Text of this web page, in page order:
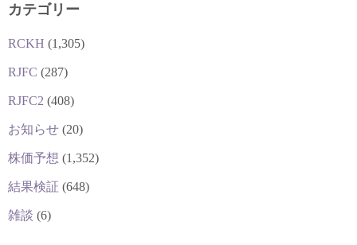
カテゴリー
RCKH (1,305)
RJFC (287)
RJFC2 (408)
お知らせ (20)
株価予想 (1,352)
結果検証 (648)
雑談 (6)